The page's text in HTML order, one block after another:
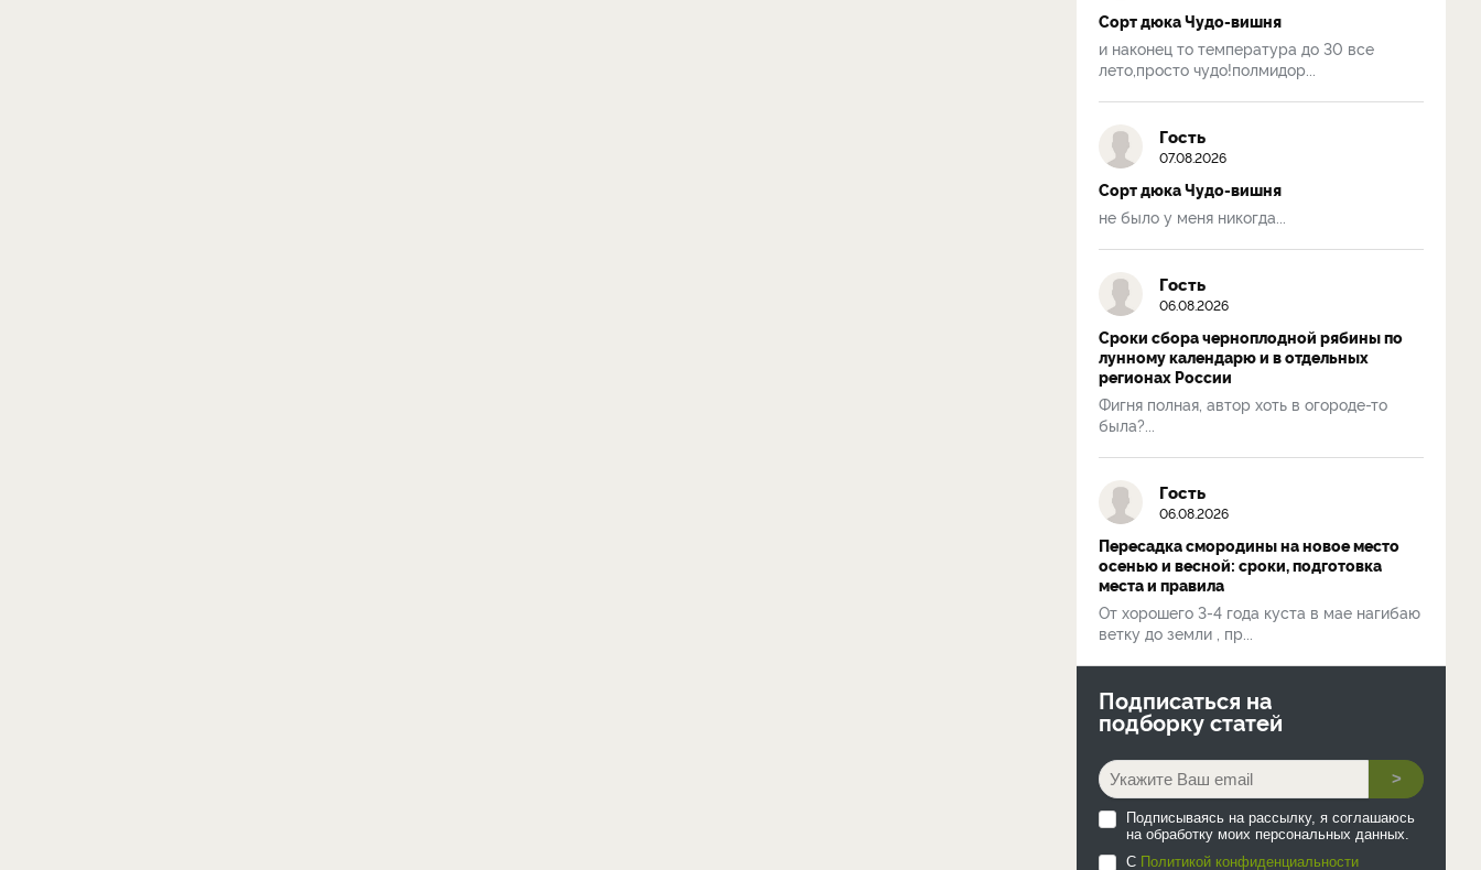
Сорт дюка Чудо-вишня
и наконец то температура до 30 все
лето,просто чудо!полмидор...
Гость
07.08.2026
Сорт дюка Чудо-вишня
не было у меня никогда...
Гость
06.08.2026
Сроки сбора черноплодной рябины по
лунному календарю и в отдельных
регионах России
Фигня полная, автор хоть в огороде-то
была?...
Гость
06.08.2026
Пересадка смородины на новое место
осенью и весной: сроки, подготовка
места и правила
От хорошего 3-4 года куста в мае нагибаю
ветку до земли , пр...
Подписаться на
подборку статей
>
Подписываясь на рассылку, я соглашаюсь
на обработку моих персональных данных.
С Политикой конфиденциальности